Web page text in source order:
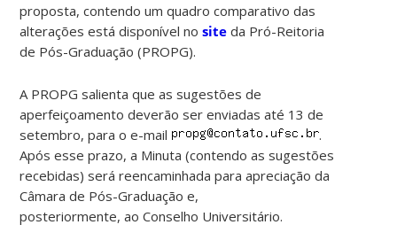
proposta, contendo um quadro comparativo das
alterações está disponível nosite da Pró-Reitoria
de Pós-Graduação (PROPG).
A PROPG salienta que as sugestões de
aperfeiçoamento deverão ser enviadas até 13 de
setembro, para o e-mail
.
Após esse prazo, a Minuta (contendo as sugestões
recebidas) será reencaminhada para apreciação da
Câmara de Pós-Graduação e,
posteriormente, ao Conselho Universitário.